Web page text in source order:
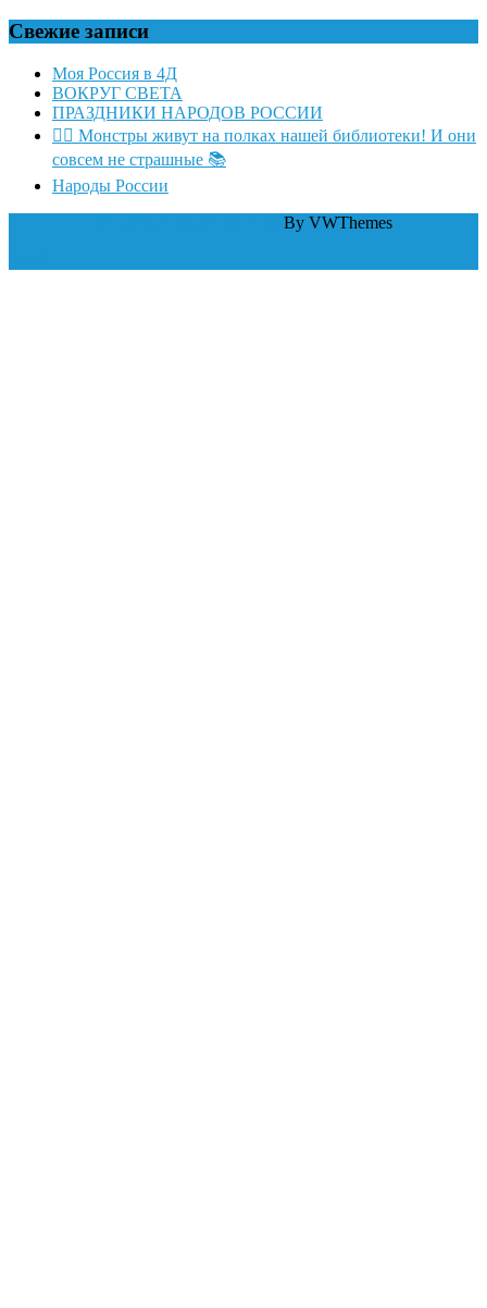
Свежие записи
Моя Россия в 4Д
ВОКРУГ СВЕТА
ПРАЗДНИКИ НАРОДОВ РОССИИ
🧛‍♂ Монстры живут на полках нашей библиотеки! И они
совсем не страшные 📚
Народы России
By VWThemes